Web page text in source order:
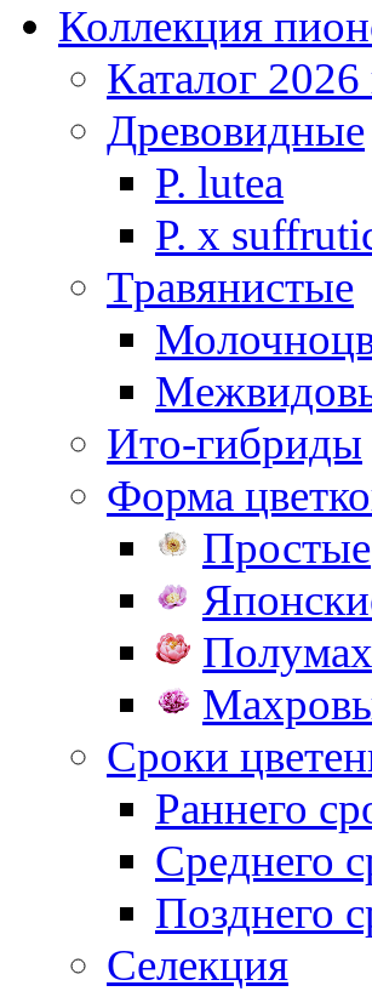
Коллекция
Каталог 2026
Древовидные
P. lutea
P. х
Травянистые
Ито-гибриды
Форма
Простые
Сроки
Раннего
Среднего
Позднего
Селекция